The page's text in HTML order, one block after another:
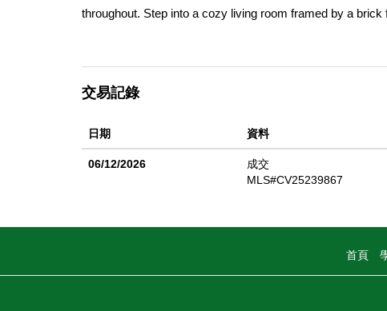
throughout. Step into a cozy living room framed by a
交易記錄
日期 資料
06/12/2026
成交
MLS#CV25239867
首頁